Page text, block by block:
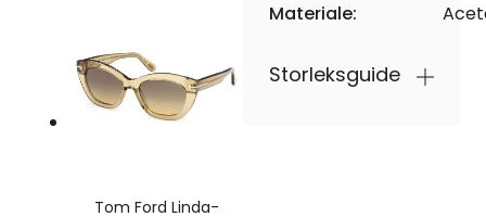
Tom Ford Linda-
Materiale:
Storleksguide